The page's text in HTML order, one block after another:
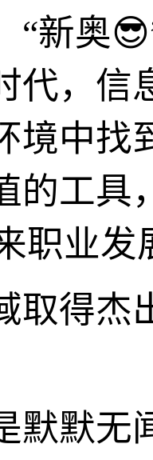
“新奥
代，信
境中找
的工具
职业
取得杰
默默无